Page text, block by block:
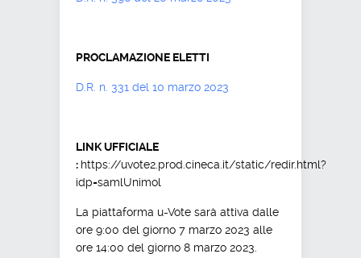
PROCLAMAZIONE ELETTI
D.R. n. 331 del 10 marzo 2023
LINK UFFICIALE
: https://uvote2.prod.cineca.it/static/redir.html?
idp=samlUnimol
La piattaforma u-Vote sarà attiva dalle
ore 9:00 del giorno 7 marzo 2023 alle
ore 14:00 del giorno 8 marzo 2023.